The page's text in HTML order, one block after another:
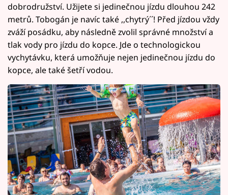
dobrodružství. Užijete si jedinečnou jízdu dlouhou 242
metrů. Tobogán je navíc také ,,chytrý´´! Před jízdou vždy
zváží posádku, aby následně zvolil správné množství a
tlak vody pro jízdu do kopce. Jde o technologickou
vychytávku, která umožňuje nejen jedinečnou jízdu do
kopce, ale také šetří vodou.